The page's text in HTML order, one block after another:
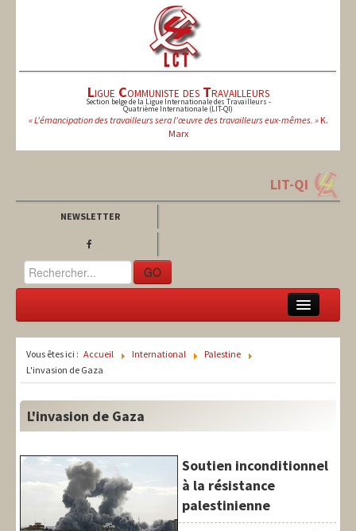
Ligue Communiste des Travailleurs
Section belge de la Ligue Internationale des Travailleurs -
Quatrième Internationale (LIT-QI)
« L'émancipation des travailleurs sera l'œuvre des travailleurs eux-mêmes. »K.
Marx
LIT-QI
NEWSLETTER
GO
Europe
International
Syndical
Vous êtes ici : Accueil International
Palestine
L'invasion de Gaza
L'invasion de Gaza
Soutien inconditionnel
à la résistance
palestinienne